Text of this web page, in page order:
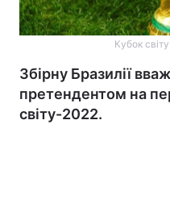
Кубок
Збірну Бразилії
претендентом на
світу-2022.